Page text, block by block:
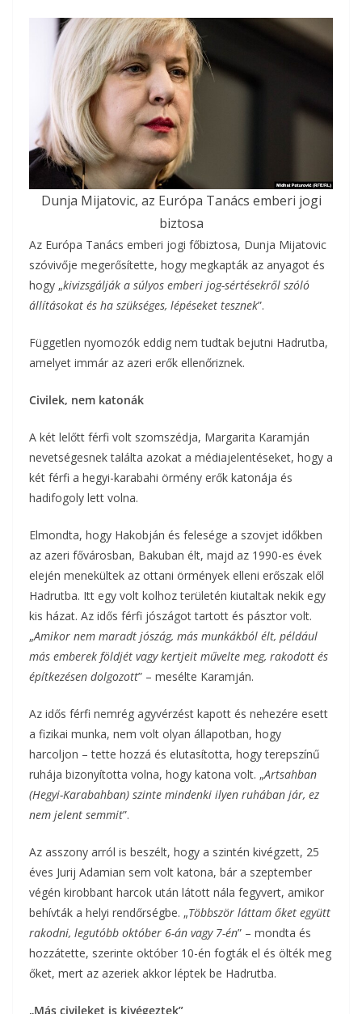
Dunja Mijatovic, az Európa Tanács emberi jogi
biztosa
Az Európa Tanács emberi jogi főbiztosa, Dunja Mijatovic
szóvivője megerősítette, hogy megkapták az anyagot és
hogy „kivizsgálják a súlyos emberi jog-sértésekről szóló
állításokat és ha szükséges, lépéseket tesznek”.
Független nyomozók eddig nem tudtak bejutni Hadrutba,
amelyet immár az azeri erők ellenőriznek.
Civilek, nem katonák
A két lelőtt férfi volt szomszédja, Margarita Karamján
nevetségesnek találta azokat a médiajelentéseket, hogy a
két férfi a hegyi-karabahi örmény erők katonája és
hadifogoly lett volna.
Elmondta, hogy Hakobján és felesége a szovjet időkben
az azeri fővárosban, Bakuban élt, majd az 1990-es évek
elején menekültek az ottani örmények elleni erőszak elől
Hadrutba. Itt egy volt kolhoz területén kiutaltak nekik egy
kis házat. Az idős férfi jószágot tartott és pásztor volt.
„Amikor nem maradt jószág, más munkákból élt, például
más emberek földjét vagy kertjeit művelte meg, rakodott és
építkezésen dolgozott” – mesélte Karamján.
Az idős férfi nemrég agyvérzést kapott és nehezére esett
a fizikai munka, nem volt olyan állapotban, hogy
harcoljon – tette hozzá és elutasította, hogy terepszínű
ruhája bizonyította volna, hogy katona volt. „Artsahban
(Hegyi-Karabahban) szinte mindenki ilyen ruhában jár, ez
nem jelent semmit”.
Az asszony arról is beszélt, hogy a szintén kivégzett, 25
éves Jurij Adamian sem volt katona, bár a szeptember
végén kirobbant harcok után látott nála fegyvert, amikor
behívták a helyi rendőrségbe. „Többször láttam őket együtt
rakodni, legutóbb október 6-án vagy 7-én” – mondta és
hozzátette, szerinte október 10-én fogták el és ölték meg
őket, mert az azeriek akkor léptek be Hadrutba.
„Más civileket is kivégeztek”